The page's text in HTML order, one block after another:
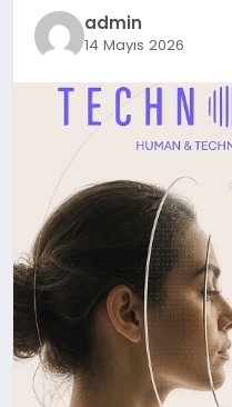
admin
14 Mayıs 2026